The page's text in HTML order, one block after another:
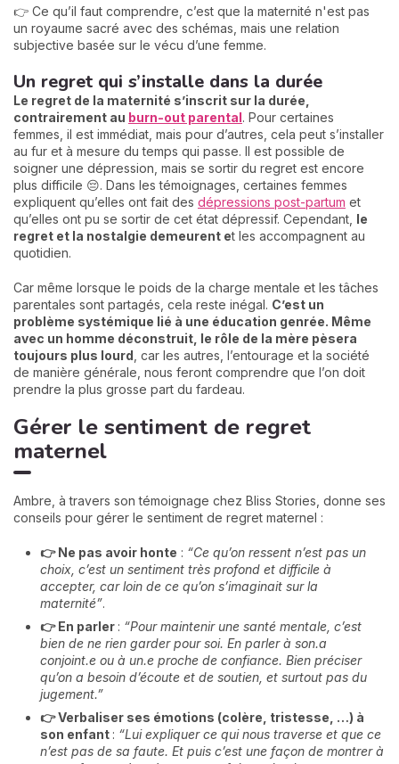
👉 Ce qu’il faut comprendre, c’est que la maternité n'est pas
un royaume sacré avec des schémas, mais une relation
subjective basée sur le vécu d’une femme.
Un regret qui s’installe dans la durée
Le regret de la maternité s’inscrit sur la durée,
contrairement au burn-out parental. Pour certaines
femmes, il est immédiat, mais pour d’autres, cela peut s’installer
au fur et à mesure du temps qui passe. Il est possible de
soigner une dépression, mais se sortir du regret est encore
plus difficile 😔. Dans les témoignages, certaines femmes
expliquent qu’elles ont fait des dépressions post-partum et
qu’elles ont pu se sortir de cet état dépressif. Cependant, le
regret et la nostalgie demeurent et les accompagnent au
quotidien.
Car même lorsque le poids de la charge mentale et les tâches
parentales sont partagés, cela reste inégal. C’est un
problème systémique lié à une éducation genrée. Même
avec un homme déconstruit, le rôle de la mère pèsera
toujours plus lourd, car les autres, l’entourage et la société
de manière générale, nous feront comprendre que l’on doit
prendre la plus grosse part du fardeau.
Gérer le sentiment de regret
maternel
Ambre, à travers son témoignage chez Bliss Stories, donne ses
conseils pour gérer le sentiment de regret maternel :
👉 Ne pas avoir honte : “Ce qu’on ressent n’est pas un
choix, c’est un sentiment très profond et difficile à
accepter, car loin de ce qu’on s’imaginait sur la
maternité”.
👉 En parler : “Pour maintenir une santé mentale, c’est
bien de ne rien garder pour soi. En parler à son.a
conjoint.e ou à un.e proche de confiance. Bien préciser
qu’on a besoin d’écoute et de soutien, et surtout pas du
jugement.”
👉 Verbaliser ses émotions (colère, tristesse, …) à
son enfant : “Lui expliquer ce qui nous traverse et que ce
n’est pas de sa faute. Et puis c’est une façon de montrer à